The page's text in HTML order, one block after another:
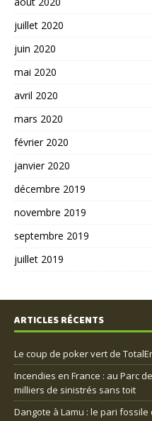
juillet 2020
juin 2020
mai 2020
avril 2020
mars 2020
février 2020
janvier 2020
décembre 2019
novembre 2019
septembre 2019
juillet 2019
ARTICLES RÉCENTS
Le coup de poker vert de
Incendies en France : au Parc
milliers de sinistrés sans toit
Dangote à Lamu : le pari